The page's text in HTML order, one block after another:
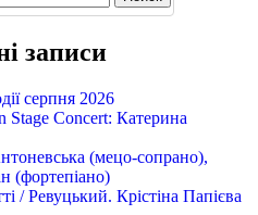
записи
серпня 2026
Concert: Катерина
(мецо-сопрано),
(фортепіано)
/ Ревуцький. Крістіна Папієва